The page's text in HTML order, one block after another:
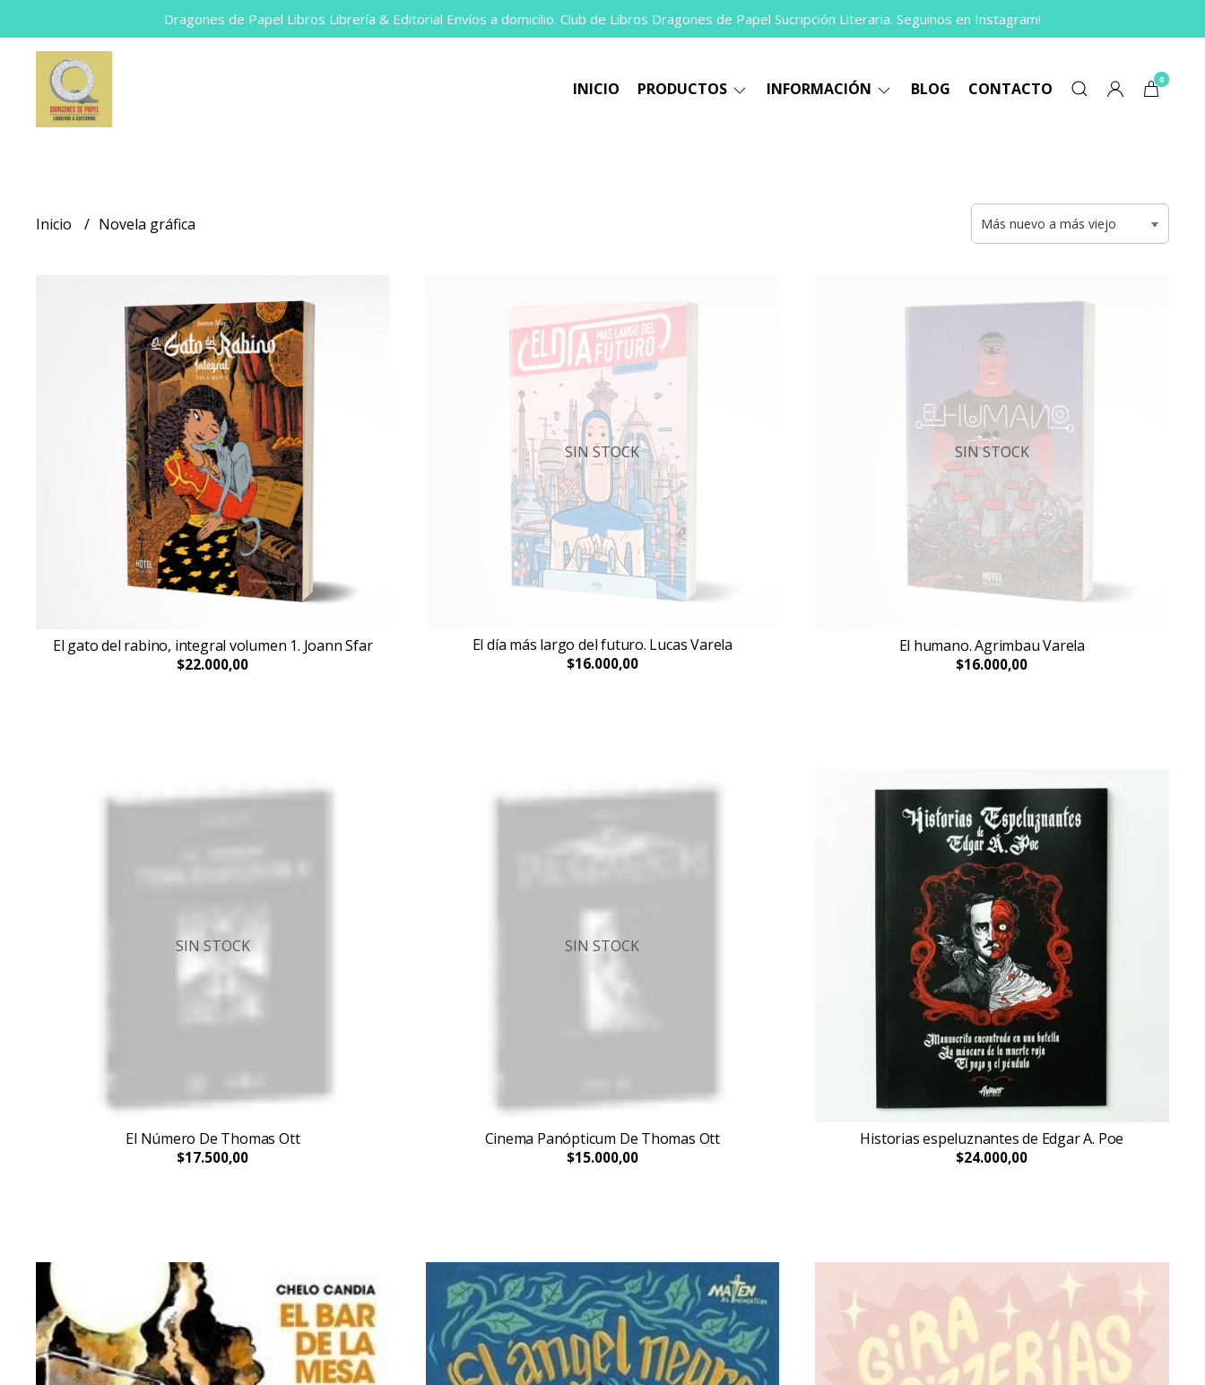
Dragones de Papel Libros Librería & Editorial Envíos a domicilio. Club de Libros Dragones de Papel Sucripción Literaria. Seguinos en Instagram!
INICIO PRODUCTOS INFORMACIÓN BLOG CONTACTO 0
Inicio Novela gráfica
El gato del rabino, integral volumen 1. Joann Sfar
$22.000,00
SIN STOCK
El día más largo del futuro. Lucas Varela
$16.000,00
SIN STOCK
El humano. Agrimbau Varela
$16.000,00
SIN STOCK
El Número De Thomas Ott
$17.500,00
SIN STOCK
Cinema Panópticum De Thomas Ott
$15.000,00
Historias espeluznantes de Edgar A. Poe
$24.000,00